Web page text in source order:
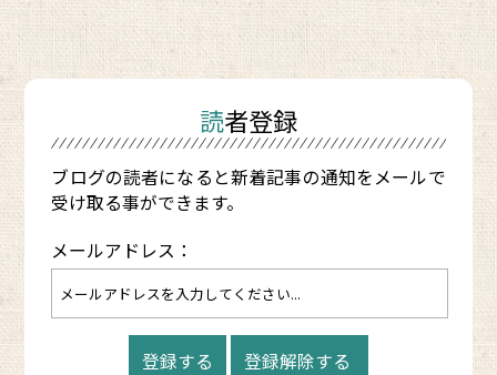
読者登録
ブログの読者になると新着記事の通知をメールで
受け取る事ができます。
メールアドレス：